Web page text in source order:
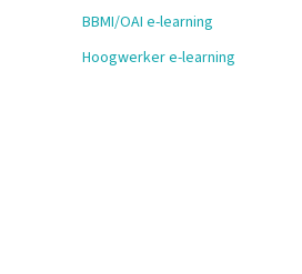
BBMI/OAI e-learning
Hoogwerker e-learning